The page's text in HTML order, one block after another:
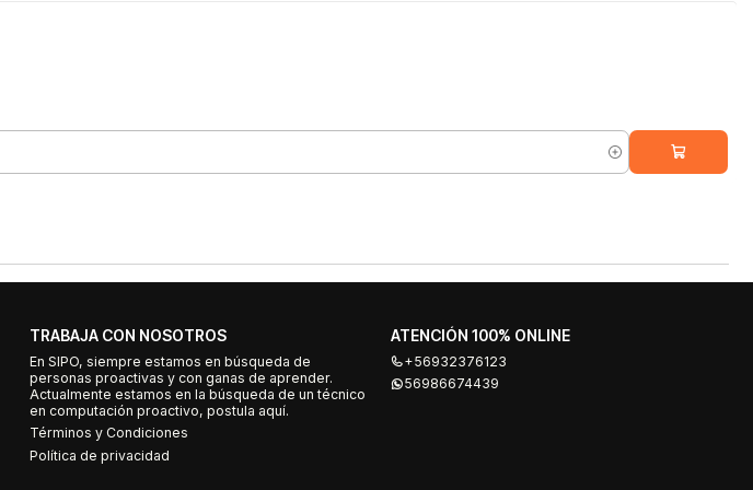
TRABAJA CON NOSOTROS
En SIPO, siempre estamos en búsqueda de
personas proactivas y con ganas de aprender.
Actualmente estamos en la búsqueda de un técnico
en computación proactivo, postula aquí.
Términos y Condiciones
Política de privacidad
ATENCIÓN 100% ONLINE
+56932376123
56986674439